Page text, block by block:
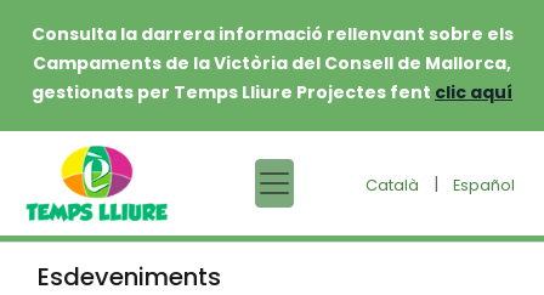
Consulta la darrera informació rellenvant sobre els
Campaments de la Victòria del Consell de Mallorca,
gestionats per Temps Lliure Projectes fent clic aquí
Català | Español
Esdeveniments